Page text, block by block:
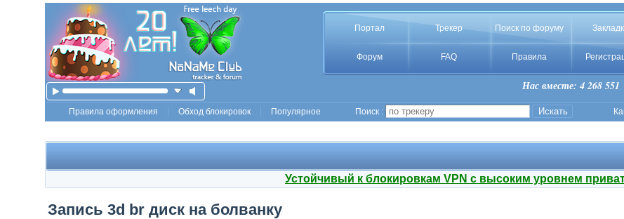
Портал Трекер Поиск по форуму
Форум FAQ Правила
Нас вместе: 4 268 551
Правила оформления Обход блокировок Популярное Поиск :
Устойчивый к блокировкам VPN с высоким уровнем
Запись 3d br диск на болванку